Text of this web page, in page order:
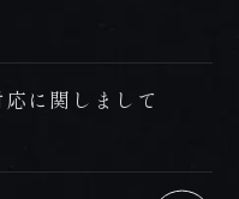
に関しまして